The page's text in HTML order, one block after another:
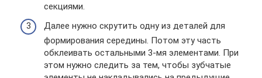
секциями.
Далее нужно скрутить одну из деталей для
формирования середины. Потом эту часть
обклеивать остальными 3-мя элементами. При
этом нужно следить за тем, чтобы зубчатые